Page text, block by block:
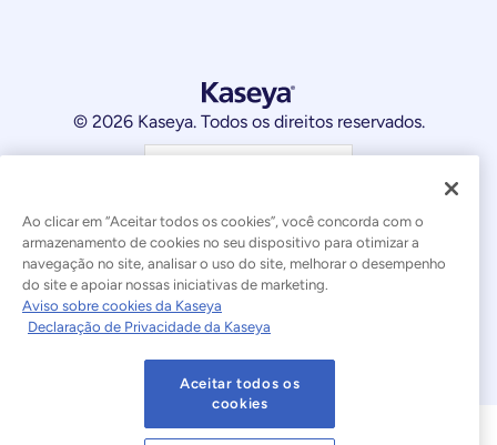
© 2026 Kaseya. Todos os direitos reservados.
Termos de Uso do Site Declaração de Privacidade
Mapa do site
Aviso sobre cookies
Ao clicar em “Aceitar todos os cookies”, você concorda com o
armazenamento de cookies no seu dispositivo para otimizar a
navegação no site, analisar o uso do site, melhorar o desempenho
do site e apoiar nossas iniciativas de marketing.
Aviso sobre cookies da Kaseya
Declaração de Privacidade da Kaseya
Aceitar todos os
cookies